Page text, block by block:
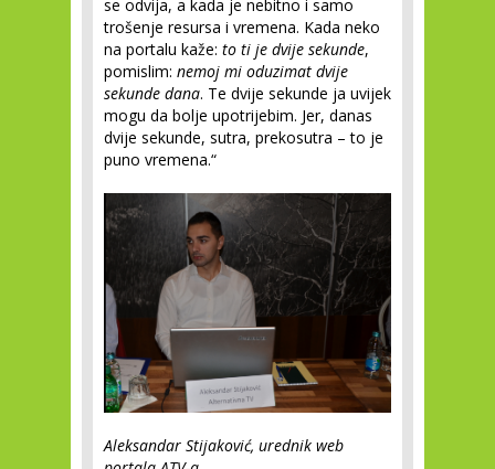
se odvija, a kada je nebitno i samo
trošenje resursa i vremena. Kada neko
na portalu kaže: to ti je dvije sekunde,
pomislim: nemoj mi oduzimat dvije
sekunde dana. Te dvije sekunde ja uvijek
mogu da bolje upotrijebim. Jer, danas
dvije sekunde, sutra, prekosutra – to je
puno vremena.“
Aleksandar Stijaković, urednik web